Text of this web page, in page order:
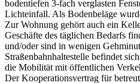
bodentiefen 3-fach verglasten
Lichteinfall. Als Bodenbeläge
Zur Wohnung gehört auch ein
Geschäfte des täglichen Bedarfs
und/oder sind in wenigen
Straßenbahnhaltestelle befindet
die Mobilität mit öffentlichen
Der Kooperationsvertrag für